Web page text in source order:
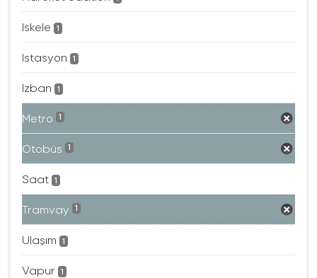
Iskele 1
Istasyon 1
Izban 1
Metro 1
Otobüs 1
Saat 1
Tramvay 1
Ulaşım 1
Vapur 1